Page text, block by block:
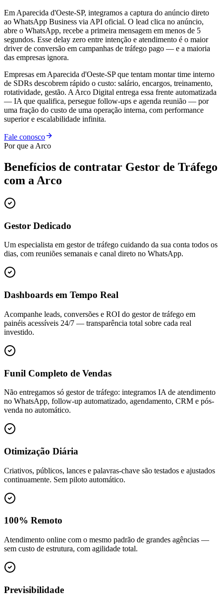
Em Aparecida d'Oeste-SP, integramos a captura do anúncio direto
ao WhatsApp Business via API oficial. O lead clica no anúncio,
abre o WhatsApp, recebe a primeira mensagem em menos de 5
segundos. Esse delay zero entre intenção e atendimento é o maior
driver de conversão em campanhas de tráfego pago — e a maioria
das empresas ignora.
Empresas em Aparecida d'Oeste-SP que tentam montar time interno
de SDRs descobrem rápido o custo: salário, encargos, treinamento,
rotatividade, gestão. A Arco Digital entrega essa frente automatizada
— IA que qualifica, persegue follow-ups e agenda reunião — por
uma fração do custo de uma operação interna, com performance
superior e escalabilidade infinita.
Fale conosco
Por que a Arco
Benefícios de contratar Gestor de Tráfego
com a Arco
Gestor Dedicado
Um especialista em gestor de tráfego cuidando da sua conta todos os
dias, com reuniões semanais e canal direto no WhatsApp.
Dashboards em Tempo Real
Acompanhe leads, conversões e ROI do gestor de tráfego em
painéis acessíveis 24/7 — transparência total sobre cada real
investido.
Funil Completo de Vendas
Não entregamos só gestor de tráfego: integramos IA de atendimento
no WhatsApp, follow-up automatizado, agendamento, CRM e pós-
venda no automático.
Otimização Diária
Criativos, públicos, lances e palavras-chave são testados e ajustados
continuamente. Sem piloto automático.
100% Remoto
Atendimento online com o mesmo padrão de grandes agências —
sem custo de estrutura, com agilidade total.
Previsibilidade